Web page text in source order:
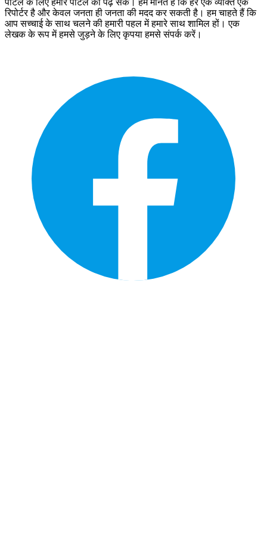
रिपोर्टर है और केवल जनता ही जनता की मदद कर सकती है। हम चाहते हैं कि
आप सच्चाई के साथ चलने की हमारी पहल में हमारे साथ शामिल हों। एक
लेखक के रूप में हमसे जुड़ने के लिए कृपया हमसे संपर्क करें।